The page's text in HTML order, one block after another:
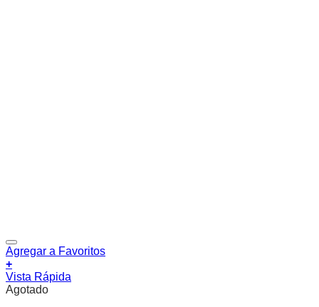
Agregar a Favoritos
+
Vista Rápida
Agotado